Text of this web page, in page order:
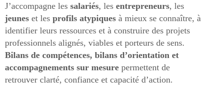
J’accompagne les salariés, les entrepreneurs, les
jeunes et les profils atypiques à mieux se connaître, à
identifier leurs ressources et à construire des projets
professionnels alignés, viables et porteurs de sens.
Bilans de compétences, bilans d’orientation et
accompagnements sur mesure permettent de
retrouver clarté, confiance et capacité d’action.